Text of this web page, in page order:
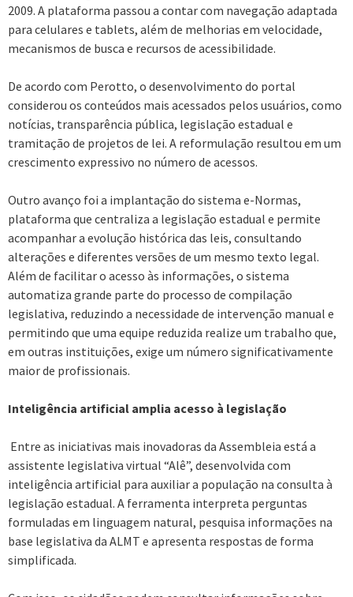
2009. A plataforma passou a contar com navegação adaptada
para celulares e tablets, além de melhorias em velocidade,
mecanismos de busca e recursos de acessibilidade.
De acordo com Perotto, o desenvolvimento do portal
considerou os conteúdos mais acessados pelos usuários, como
notícias, transparência pública, legislação estadual e
tramitação de projetos de lei. A reformulação resultou em um
crescimento expressivo no número de acessos.
Outro avanço foi a implantação do sistema e-Normas,
plataforma que centraliza a legislação estadual e permite
acompanhar a evolução histórica das leis, consultando
alterações e diferentes versões de um mesmo texto legal.
Além de facilitar o acesso às informações, o sistema
automatiza grande parte do processo de compilação
legislativa, reduzindo a necessidade de intervenção manual e
permitindo que uma equipe reduzida realize um trabalho que,
em outras instituições, exige um número significativamente
maior de profissionais.
Inteligência artificial amplia acesso à legislação
Entre as iniciativas mais inovadoras da Assembleia está a
assistente legislativa virtual “Alê”, desenvolvida com
inteligência artificial para auxiliar a população na consulta à
legislação estadual. A ferramenta interpreta perguntas
formuladas em linguagem natural, pesquisa informações na
base legislativa da ALMT e apresenta respostas de forma
simplificada.